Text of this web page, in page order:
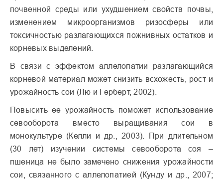
почвенной среды или ухудшением свойств почвы,
изменением микроорганизмов ризосферы или
токсичностью разлагающихся пожнивных остатков и
корневых выделений.
В связи с эффектом аллелопатии разлагающийся
корневой материал может снизить всхожесть, рост и
урожайность сои (Лю и Герберт, 2002).
Повысить ее урожайность поможет использование
севооборота вместо выращивания сои в
монокультуре (Келли и др., 2003). При длительном
(30 лет) изучении системы севооборота соя –
пшеница не было замечено снижения урожайности
сои, связанного с аллелопатией (Кунду и др., 2007;